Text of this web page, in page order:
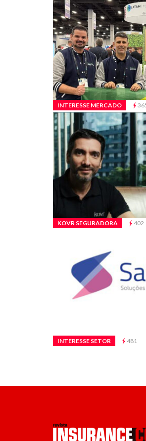
INTERESSE MERCADO
KOVR SEGURADORA 402
INTERESSE SETOR 481